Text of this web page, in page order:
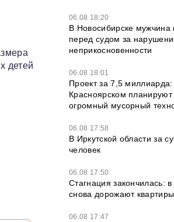
детей
06.08 18:20
В Новосибирске мужчина
перед судом за
неприкосновенности
06.08 18:01
Проект за 7,5
Красноярском планируют
огромный мусорный
06.08 17:58
В Иркутской области за
человек
06.08 17:50
Стагнация закончилась:
снова дорожают квартиры
06.08 17:47